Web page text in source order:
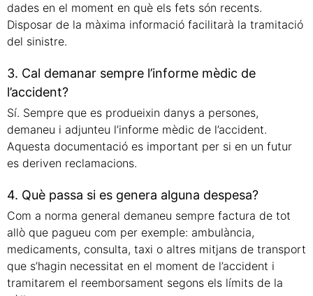
dades en el moment en què els fets són recents.
Disposar de la màxima informació facilitarà la tramitació
del sinistre.
3. Cal demanar sempre l’informe mèdic de
l’accident?
Sí. Sempre que es produeixin danys a persones,
demaneu i adjunteu l’informe mèdic de l’accident.
Aquesta documentació es important per si en un futur
es deriven reclamacions.
4. Què passa si es genera alguna despesa?
Com a norma general demaneu sempre factura de tot
allò que pagueu com per exemple: ambulància,
medicaments, consulta, taxi o altres mitjans de transport
que s’hagin necessitat en el moment de l’accident i
tramitarem el reemborsament segons els límits de la